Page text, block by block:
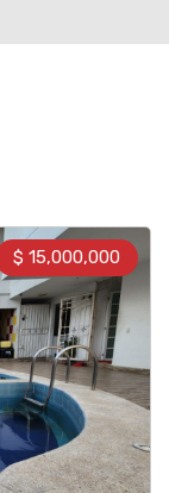
$ 15,000,000